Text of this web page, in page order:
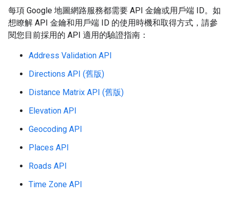
每項 Google 地圖網路服務都需要 API 金鑰或用戶端 ID。如
想瞭解 API 金鑰和用戶端 ID 的使用時機和取得方式，請參
閱您目前採用的 API 適用的驗證指南：
Address Validation API
Directions API (舊版)
Distance Matrix API (舊版)
Elevation API
Geocoding API
Places API
Roads API
Time Zone API